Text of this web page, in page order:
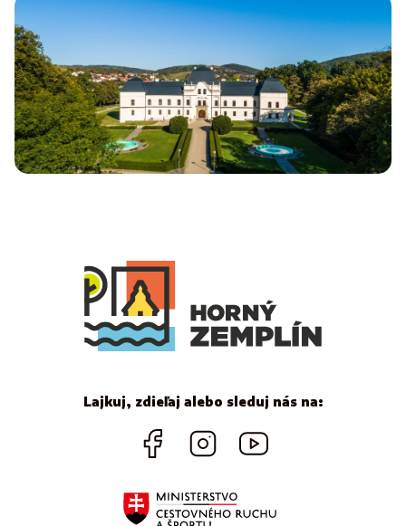
Lajkuj, zdieľaj alebo sleduj nás na: